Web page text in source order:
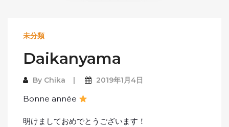
未分類
Daikanyama
By Chika 2019年1月4日
Bonne année
明けましておめでとうございます！